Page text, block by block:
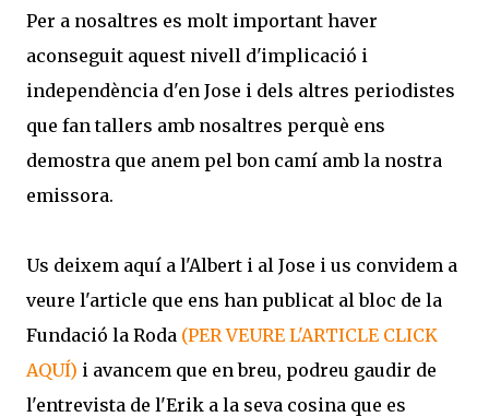
Per a nosaltres es molt important haver
aconseguit aquest nivell d'implicació i
independència d'en Jose i dels altres periodistes
que fan tallers amb nosaltres perquè ens
demostra que anem pel bon camí amb la nostra
emissora.
Us deixem aquí a l'Albert i al Jose i us convidem a
veure l'article que ens han publicat al bloc de la
Fundació la Roda (PER VEURE L'ARTICLE CLICK
AQUÍ) i avancem que en breu, podreu gaudir de
l'entrevista de l'Erik a la seva cosina que es